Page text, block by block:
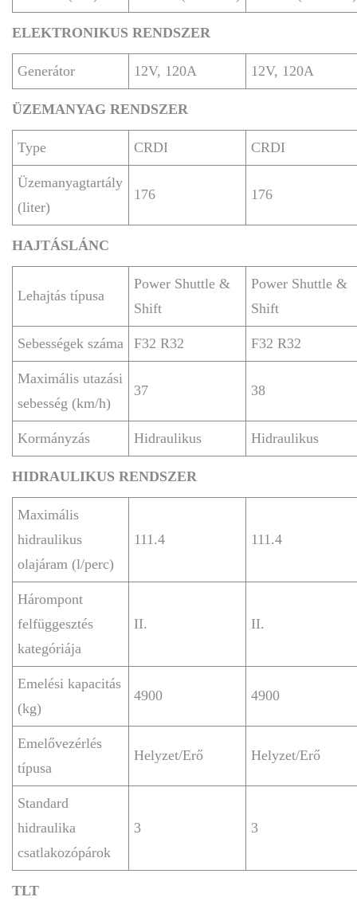
ELEKTRONIKUS RENDSZER
Generátor 12V, 120A 12V, 120A
ÜZEMANYAG RENDSZER
Type CRDI CRDI
Üzemanyagtartály
(liter)
176 176
HAJTÁSLÁNC
Lehajtás típusa
Power Shuttle &
Shift
Power Shuttle &
Shift
Sebességek száma F32 R32 F32 R32
Maximális utazási
sebesség (km/h)
37 38
Kormányzás Hidraulikus Hidraulikus
HIDRAULIKUS RENDSZER
Maximális
hidraulikus
olajáram (l/perc)
111.4 111.4
Hárompont
felfüggesztés
kategóriája
II. II.
Emelési kapacitás
(kg)
4900 4900
Emelővezérlés
típusa
Helyzet/Erő Helyzet/Erő
Standard
hidraulika
csatlakozópárok
3 3
TLT